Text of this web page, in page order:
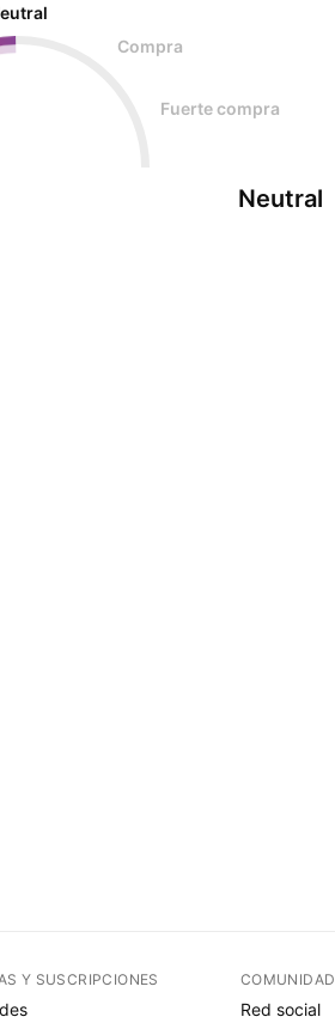
Compra
Fuerte compra
Neutral
Y SUSCRIPCIONES COMUNIDAD
Red social